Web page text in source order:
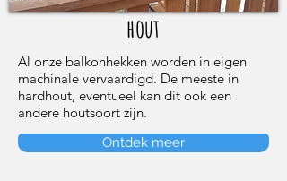
hout
Al onze balkonhekken worden in eigen
machinale vervaardigd. De meeste in
hardhout, eventueel kan dit ook een
andere houtsoort zijn.
Ontdek meer